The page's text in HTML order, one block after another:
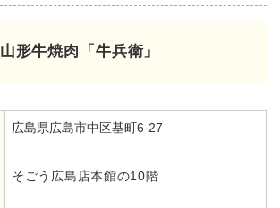
山形牛焼肉「牛兵衛」
広島県広島市中区基町6-27
そごう広島店本館の10階